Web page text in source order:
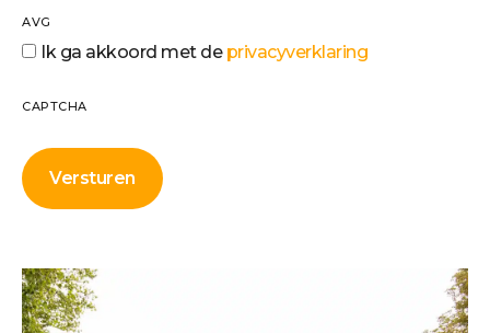
AVG
Ik ga akkoord met de privacyverklaring
CAPTCHA